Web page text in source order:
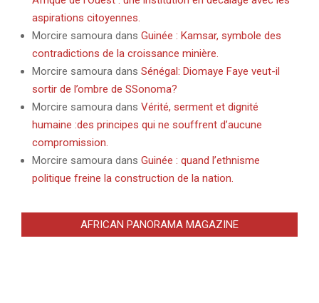
aspirations citoyennes.
Morcire samoura dans Guinée : Kamsar, symbole des
contradictions de la croissance minière.
Morcire samoura dans Sénégal: Diomaye Faye veut-il
sortir de l’ombre de SSonoma?
Morcire samoura dans Vérité, serment et dignité
humaine :des principes qui ne souffrent d’aucune
compromission.
Morcire samoura dans Guinée : quand l’ethnisme
politique freine la construction de la nation.
AFRICAN PANORAMA MAGAZINE